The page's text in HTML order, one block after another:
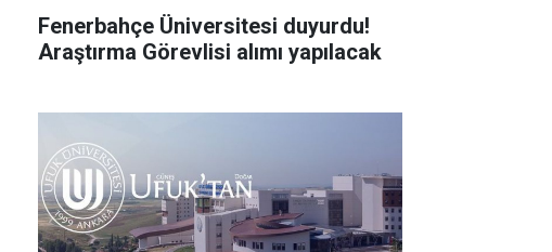
Fenerbahçe Üniversitesi duyurdu!
Araştırma Görevlisi alımı yapılacak